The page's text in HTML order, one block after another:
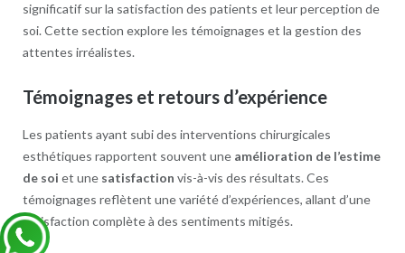
significatif sur la satisfaction des patients et leur perception de
soi. Cette section explore les témoignages et la gestion des
attentes irréalistes.
Témoignages et retours d’expérience
Les patients ayant subi des interventions chirurgicales
esthétiques rapportent souvent une amélioration de l’estime
de soi et une satisfaction vis-à-vis des résultats. Ces
témoignages reflètent une variété d’expériences, allant d’une
satisfaction complète à des sentiments mitigés.